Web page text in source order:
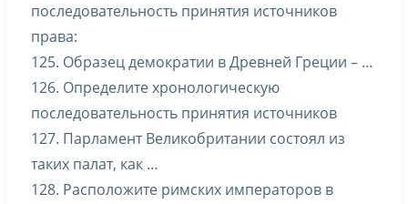
последовательность принятия источников
права:
125. Образец демократии в Древней Греции – …
126. Определите хронологическую
последовательность принятия источников
127. Парламент Великобритании состоял из
таких палат, как …
128. Расположите римских императоров в